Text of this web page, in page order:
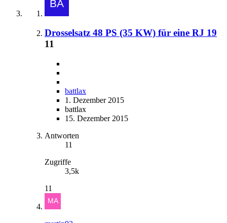
Drosselsatz 48 PS (35 KW) für eine RJ 19
11
battlax
1. Dezember 2015
battlax
15. Dezember 2015
Antworten
11
Zugriffe
3,5k
11